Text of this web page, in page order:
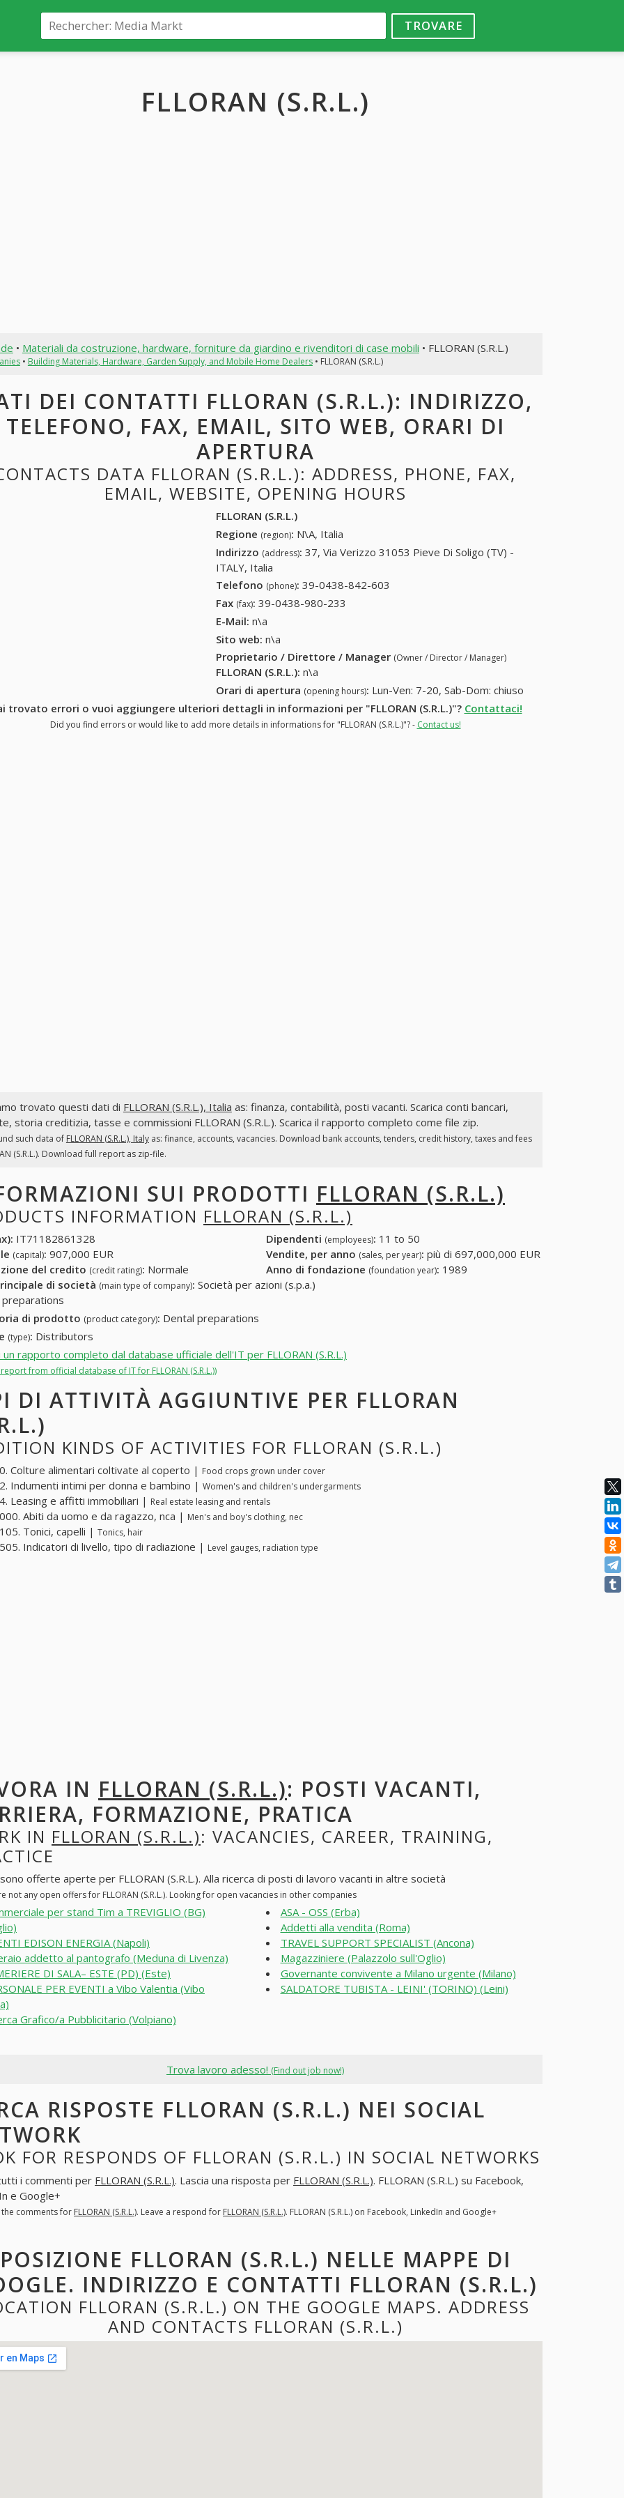
TROVARE
FLLORAN (S.R.L.)
• Materiali da costruzione, hardware, forniture da giardino e rivenditori di case mobili • FLLORAN (S.R.L.)
• Building Materials, Hardware, Garden Supply, and Mobile Home Dealers• FLLORAN (S.R.L.)
DEI CONTATTI FLLORAN (S.R.L.): INDIRIZZO,
TELEFONO, FAX, EMAIL, SITO WEB, ORARI DI
APERTURA
DATA FLLORAN (S.R.L.): ADDRESS, PHONE, FAX,
EMAIL, WEBSITE, OPENING HOURS
FLLORAN (S.R.L.)
Regione (region): N\A, Italia
Indirizzo (address): 37, Via Verizzo 31053 Pieve Di Soligo (TV) -
ITALY, Italia
Telefono (phone): 39-0438-842-603
Fax (fax): 39-0438-980-233
E-Mail: n\a
Sito web: n\a
Proprietario / Direttore / Manager (Owner / Director / Manager)
FLLORAN (S.R.L.): n\a
Orari di apertura (opening hours): Lun-Ven: 7-20, Sab-Dom: chiuso
trovato errori o vuoi aggiungere ulteriori dettagli in informazioni per "FLLORAN (S.R.L.)"? Contattaci!
Did you find errors or would like to add more details in informations for "FLLORAN (S.R.L.)"? - Contact us!
trovato questi dati di FLLORAN (S.R.L.), Italia as: finanza, contabilità, posti vacanti. Scarica conti bancari,
storia creditizia, tasse e commissioni FLLORAN (S.R.L.). Scarica il rapporto completo come file zip.
such data of FLLORAN (S.R.L.), Italyas: finance, accounts, vacancies. Download bank accounts, tenders, credit history, taxes and fees
(S.R.L.). Download full report as zip-file.
SUI PRODOTTI FLLORAN (S.R.L.)
INFORMATION FLLORAN (S.R.L.)
IT71182861328 Dipendenti (employees): 11 to 50
(capital): 907,000 EUR Vendite, per anno (sales, per year): più di 697,000,000 EUR
del credito (credit rating): Normale Anno di fondazione (foundation year): 1989
di società (main type of company): Società per azioni (s.p.a.)
di prodotto (product category): Dental preparations
(type): Distributors
rapporto completo dal database ufficiale dell'IT per FLLORAN (S.R.L.)
from official database of IT for FLLORAN (S.R.L.))
DI ATTIVITÀ AGGIUNTIVE PER FLLORAN
KINDS OF ACTIVITIES FOR FLLORAN (S.R.L.)
Colture alimentari coltivate al coperto | Food crops grown under cover
Indumenti intimi per donna e bambino | Women's and children's undergarments
Leasing e affitti immobiliari | Real estate leasing and rentals
Abiti da uomo e da ragazzo, nca | Men's and boy's clothing, nec
Tonici, capelli | Tonics, hair
Indicatori di livello, tipo di radiazione | Level gauges, radiation type
IN FLLORAN (S.R.L.): POSTI VACANTI,
FORMAZIONE, PRATICA
IN FLLORAN (S.R.L.): VACANCIES, CAREER, TRAINING,
offerte aperte per FLLORAN (S.R.L.). Alla ricerca di posti di lavoro vacanti in altre società
not any open offers for FLLORAN (S.R.L.). Looking for open vacancies in other companies
per stand Tim a TREVIGLIO (BG)
EDISON ENERGIA (Napoli)
addetto al pantografo (Meduna di Livenza)
DI SALA– ESTE (PD) (Este)
PER EVENTI a Vibo Valentia (Vibo
Grafico/a Pubblicitario (Volpiano)
ASA - OSS (Erba)
Addetti alla vendita (Roma)
TRAVEL SUPPORT SPECIALIST (Ancona)
Magazziniere (Palazzolo sull'Oglio)
Governante convivente a Milano urgente (Milano)
SALDATORE TUBISTA - LEINI' (TORINO) (Leini)
Trova lavoro adesso! (Find out job now!)
RISPOSTE FLLORAN (S.R.L.) NEI SOCIAL
FOR RESPONDS OF FLLORAN (S.R.L.) IN SOCIAL NETWORKS
i commenti per FLLORAN (S.R.L.). Lascia una risposta per FLLORAN (S.R.L.). FLLORAN (S.R.L.) su Facebook,
e Google+
the comments for FLLORAN (S.R.L.). Leave a respond for FLLORAN (S.R.L.). FLLORAN (S.R.L.) on Facebook, LinkedIn and Google+
POSIZIONE FLLORAN (S.R.L.) NELLE MAPPE DI
INDIRIZZO E CONTATTI FLLORAN (S.R.L.)
FLLORAN (S.R.L.) ON THE GOOGLE MAPS. ADDRESS
AND CONTACTS FLLORAN (S.R.L.)